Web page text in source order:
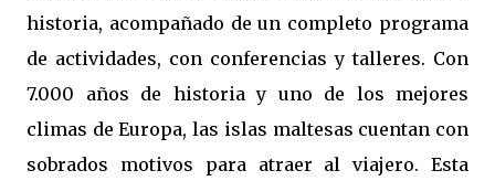
historia, acompañado de un completo programa
de actividades, con conferencias y talleres. Con
7.000 años de historia y uno de los mejores
climas de Europa, las islas maltesas cuentan con
sobrados motivos para atraer al viajero. Esta